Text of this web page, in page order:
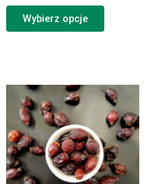
Wybierz opcje
Ten
produkt
ma
wiele
wariantów.
Opcje